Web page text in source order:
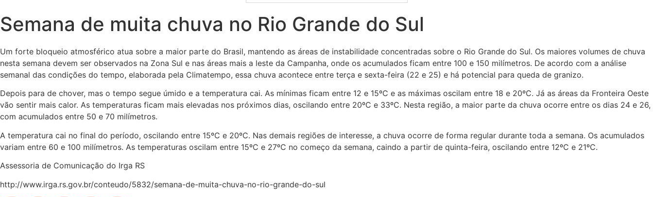
Semana de muita chuva no Rio Grande do Sul
Um forte bloqueio atmosférico atua sobre a maior parte do Brasil, mantendo as áreas de instabilidade concentradas sobre o Rio Grande do Sul. Os maiores volumes de chuva
nesta semana devem ser observados na Zona Sul e nas áreas mais a leste da Campanha, onde os acumulados ficam entre 100 e 150 milímetros. De acordo com a análise
semanal das condições do tempo, elaborada pela Climatempo, essa chuva acontece entre terça e sexta-feira (22 e 25) e há potencial para queda de granizo.
Depois para de chover, mas o tempo segue úmido e a temperatura cai. As mínimas ficam entre 12 e 15ºC e as máximas oscilam entre 18 e 20ºC. Já as áreas da Fronteira Oeste
vão sentir mais calor. As temperaturas ficam mais elevadas nos próximos dias, oscilando entre 20ºC e 33ºC. Nesta região, a maior parte da chuva ocorre entre os dias 24 e 26,
com acumulados entre 50 e 70 milímetros.
A temperatura cai no final do período, oscilando entre 15ºC e 20ºC. Nas demais regiões de interesse, a chuva ocorre de forma regular durante toda a semana. Os acumulados
variam entre 60 e 100 milímetros. As temperaturas oscilam entre 15ºC e 27ºC no começo da semana, caindo a partir de quinta-feira, oscilando entre 12ºC e 21ºC.
Assessoria de Comunicação do Irga RS
http://www.irga.rs.gov.br/conteudo/5832/semana-de-muita-chuva-no-rio-grande-do-sul